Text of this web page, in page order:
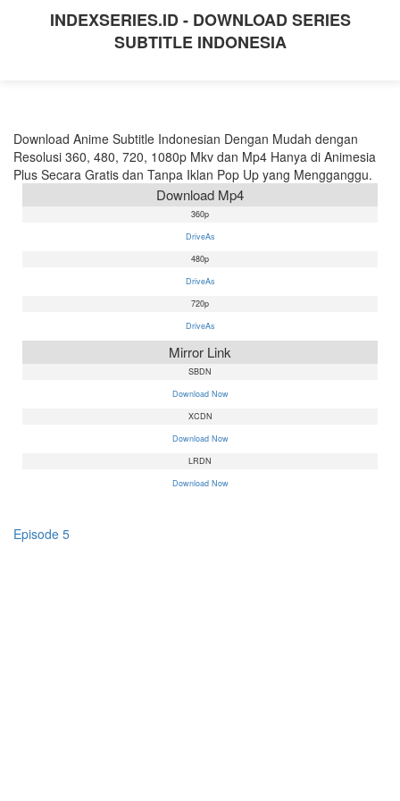
INDEXSERIES.ID - DOWNLOAD SERIES
SUBTITLE INDONESIA
Download Anime Subtitle Indonesian Dengan Mudah dengan
Resolusi 360, 480, 720, 1080p Mkv dan Mp4 Hanya di Animesia
Plus Secara Gratis dan Tanpa Iklan Pop Up yang Mengganggu.
Download Mp4
360p
DriveAs
480p
DriveAs
720p
DriveAs
Mirror Link
SBDN
Download Now
XCDN
Download Now
LRDN
Download Now
Episode 5